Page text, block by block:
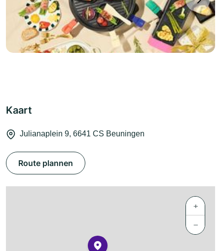
Kaart
Julianaplein 9, 6641 CS Beuningen
Route plannen
+
−